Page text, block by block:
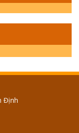
BIỆT - P14 -
LỊCH -
ĐÂU
- GIẢ | TTTD
BIỆT - P12 -
TRỜI ĐÁNH
Định